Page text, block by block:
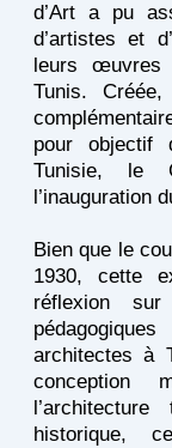
d’Art a pu
d’artistes et
leurs œuvres
Tunis.
pour objectif
Tunisie, le
l’inauguration
Bien que le
1930, cette
réflexion
architectes à
conception
historique,